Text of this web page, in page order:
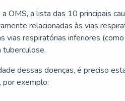
OMS, a lista das 10 principais
relacionadas às vias
vias respiratórias inferiores
tuberculose.
dessas doenças, é preciso
por exemplo: